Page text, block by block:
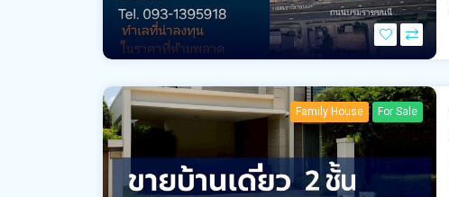
Family House For Sale